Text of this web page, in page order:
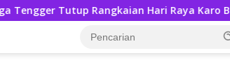
Rangkaian Hari Raya Karo Bersama Nyadran